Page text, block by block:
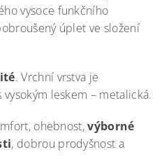
vysoce funkčního
úplet ve složení
. Vrchní vrstva je
leskem – metalická.
ohebnost,výborné
, dobrou prodyšnost a